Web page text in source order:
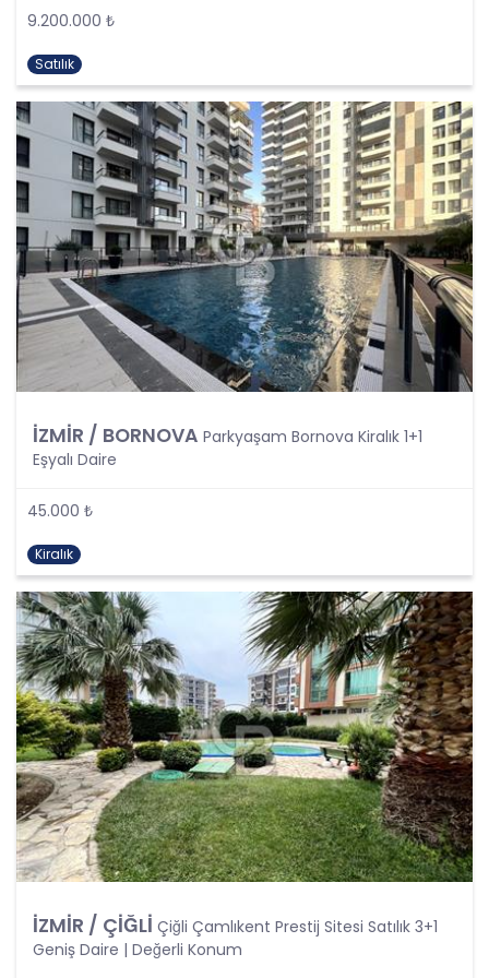
Kanunun 4. Maddedeki Temel İlkelerin Tümüne
Uygun Şekilde Yürütülmesi
Kişisel veriler kural olarak, KVK Kanunu’nun 5.
maddesinde belirtilen şartlardan bir veya
birkaçına uygun olarak işlenecek CB Gayrimenkul
Franchising Pazarlama ve Danışmanlık Hizmetleri
A.Ş. tarafından, Şirket iş birimlerinin yürütmekte
olduğu kişisel veri işleme faaliyetlerinin bu
şartlardan bir veya bir kaçına dayalı olarak
yürütülüp yürütülmediği tespit edilecek, bu
şartlardan bir veya bir kaçını sağlamayan kişisel
veri işleme faaliyetleri süreçlerde yer
almayacaktır. Kişisel veri işleme faaliyetlerinin
kişisel veri işleme şartlarından bir veya birkaçına
dayalı olarak yürütülmesinin sağlanmasının yanı
sıra tüm kişisel veri işleme faaliyetlerinde KVK
Politikanın III. bölümlerinde belirtilen tüm ilkelere
uygun hareket edilmesi ve söz konusu ilkeleri
kişisel verilerin işlenmesi, üçüncü kişilere ve
öngörülen özel hükümler de dikkate alınarak
kişisel veri işleme faaliyetleri yerine getirilecek;
yukarıda belirtilen hususların yanında bu
durumlarda kanunun aradığı özel gereklilikler de
yerine getirilerek kişisel veri işleme faaliyetleri
gerçekleştirilecektir.
KİŞİSEL VERİLERİN İŞLENME
ŞARTLARI
1. Kişisel Verilerin Tespiti ve İşlenmesi
KVKK uyarınca, kişisel veri “Kimliği belirli veya
belirlenebilir gerçek kişiye ilişkin her türlü bilgi”
olarak tanımlanmıştır. Kişisel veri kavramı sadece
ad, soyad, doğum yeri, doğum tarihi gibi kişilerin
tanınmasını ve teşhisini sağlayan bilgilerden
ibaret olmayıp ayrıca kişilerin fiziksel, sosyal,
kültürel, ekonomik, psikolojik tüm bilgilerini de
9.200.000 ₺
Satılık
İZMİR / BORNOVA Parkyaşam Bornova Kiralık 1+1
Eşyalı Daire
45.000 ₺
Kiralık
İZMİR / ÇİĞLİ Çiğli Çamlıkent Prestij Sitesi Satılık 3+1
Geniş Daire | Değerli Konum